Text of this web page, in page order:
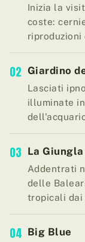
Inizia la
coste:
riproduzioni
02 Giardino
Lasciati
illuminate
03 La Giungla
Addentrati
delle
tropicali dai
04 Big Blue